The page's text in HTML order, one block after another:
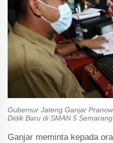
Gubernur Jateng Ganjar
Didik Baru di SMAN 5 Semarang
Ganjar meminta kepada